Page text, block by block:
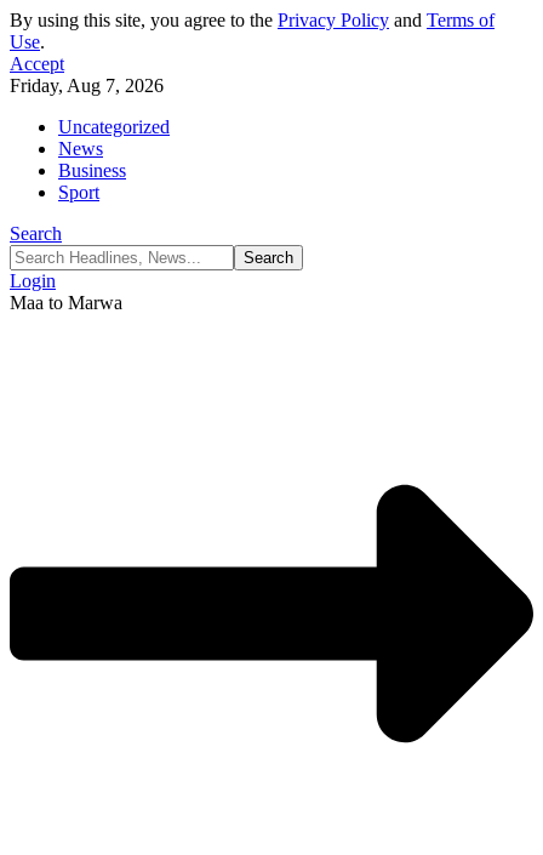
By using this site, you agree to the Privacy Policy and Terms of
Use.
Accept
Friday, Aug 7, 2026
Uncategorized
News
Business
Sport
Search
Login
Maa to Marwa